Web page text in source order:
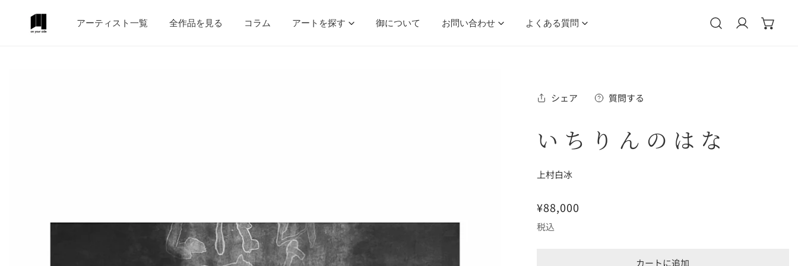
ンツにスキップ
アーティスト一覧 全作品を見る コラム アートを探す 御について お問い合わせ よくある質問
ログイン
シェア
質問する
いちりんのはな
上村白冰
通
常
¥88,000
税込
カートに追加